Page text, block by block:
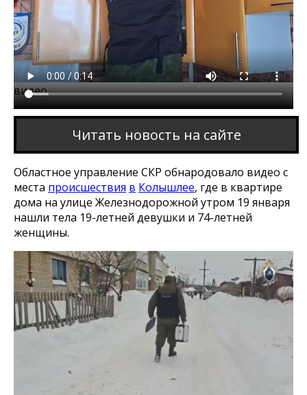
Этот браузер не поддерживает проигрывание
видео
Читать новость на сайте
Областное управление СКР обнародовало видео с
места происшествия в Колышлее, где в квартире
дома на улице Железнодорожной утром 19 января
нашли тела 19-летней девушки и 74-летней
женщины.